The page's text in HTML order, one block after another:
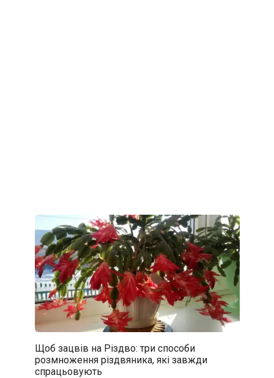
Щоб зацвів на Різдво: три способи
розмноження різдвяника, які завжди
спрацьовують